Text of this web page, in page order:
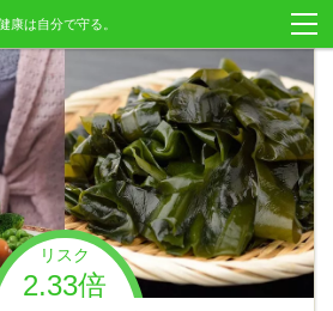
リスク
2.33倍
康は自分で守る。